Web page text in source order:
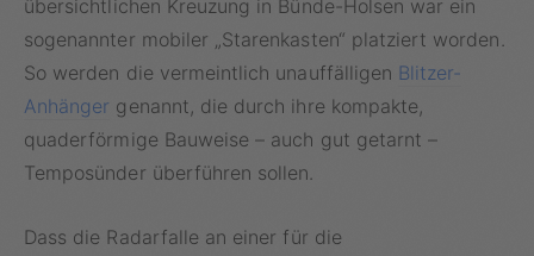
übersichtlichen Kreuzung in Bünde-Holsen war ein
sogenannter mobiler „Starenkasten“ platziert worden.
So werden die vermeintlich unauffälligen Blitzer-
Anhänger genannt, die durch ihre kompakte,
quaderförmige Bauweise – auch gut getarnt –
Temposünder überführen sollen.
Dass die Radarfalle an einer für die